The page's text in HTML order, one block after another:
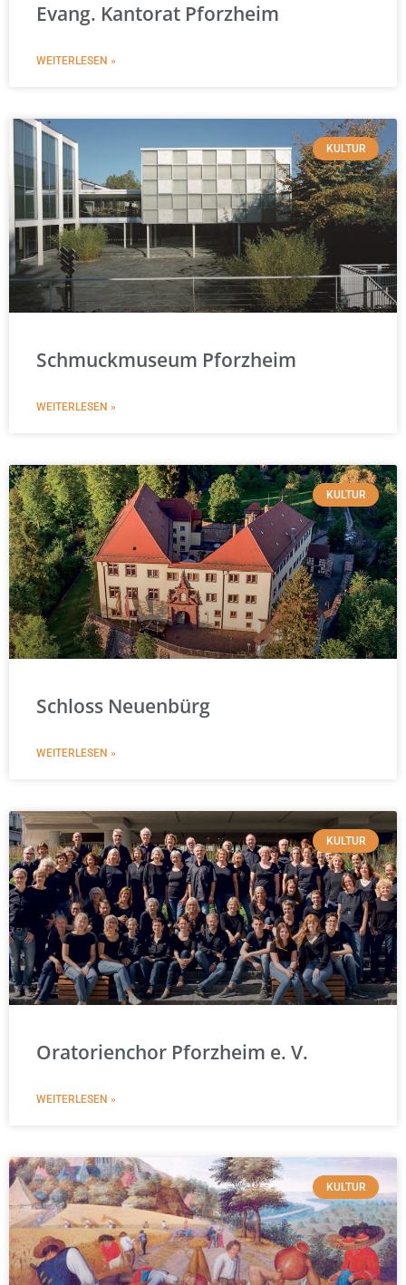
Evang. Kantorat Pforzheim
WEITERLESEN »
KULTUR
Schmuckmuseum Pforzheim
WEITERLESEN »
KULTUR
Schloss Neuenbürg
WEITERLESEN »
KULTUR
Oratorienchor Pforzheim e. V.
WEITERLESEN »
KULTUR